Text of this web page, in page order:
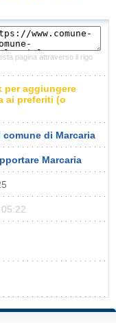
pagina attraverso il rigo
per aggiungere
ai preferiti (o
comune di Marcaria
Marcaria